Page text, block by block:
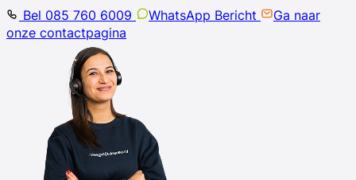
Bel 085 760 6009
WhatsApp Bericht
Ga naar
onze contactpagina